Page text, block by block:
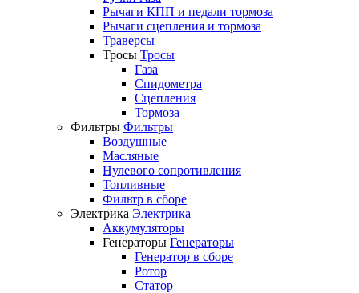
Рычаги КПП и педали тормоза
Рычаги сцепления и тормоза
Траверсы
Тросы Тросы
Газа
Спидометра
Сцепления
Тормоза
Фильтры Фильтры
Воздушные
Масляные
Нулевого сопротивления
Топливные
Фильтр в сборе
Электрика Электрика
Аккумуляторы
Генераторы Генераторы
Генератор в сборе
Ротор
Статор